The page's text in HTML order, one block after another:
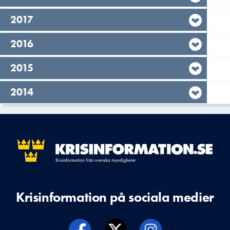
År,
2017
År,
2016
År,
2015
År,
2014
Krisinformation på sociala medier